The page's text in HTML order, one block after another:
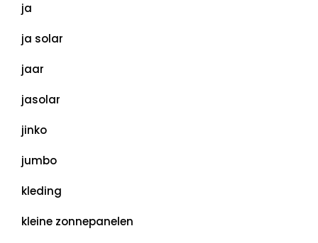
ja
ja solar
jaar
jasolar
jinko
jumbo
kleding
kleine zonnepanelen